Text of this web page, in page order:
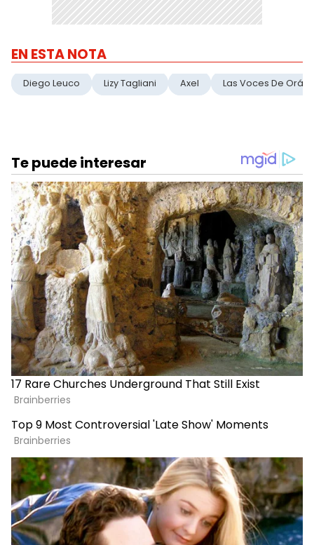
EN ESTA NOTA
Diego Leuco Lizy Tagliani Axel Las Voces De Orán